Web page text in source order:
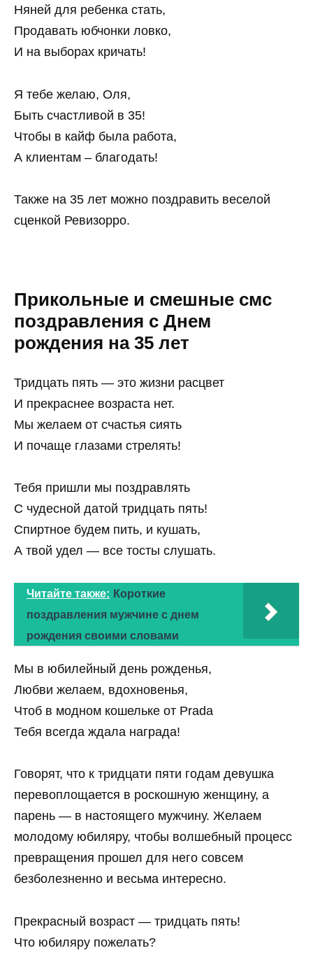
Няней для ребенка стать,
Продавать юбчонки ловко,
И на выборах кричать!
Я тебе желаю, Оля,
Быть счастливой в 35!
Чтобы в кайф была работа,
А клиентам – благодать!
Также на 35 лет можно поздравить веселой
сценкой Ревизорро.
Прикольные и смешные смс
поздравления с Днем
рождения на 35 лет
Тридцать пять — это жизни расцвет
И прекраснее возраста нет.
Мы желаем от счастья сиять
И почаще глазами стрелять!
Тебя пришли мы поздравлять
С чудесной датой тридцать пять!
Спиртное будем пить, и кушать,
А твой удел — все тосты слушать.
Читайте также: Короткие
поздравления мужчине с днем
рождения своими словами
Мы в юбилейный день рожденья,
Любви желаем, вдохновенья,
Чтоб в модном кошельке от Prada
Тебя всегда ждала награда!
Говорят, что к тридцати пяти годам девушка
перевоплощается в роскошную женщину, а
парень — в настоящего мужчину. Желаем
молодому юбиляру, чтобы волшебный процесс
превращения прошел для него совсем
безболезненно и весьма интересно.
Прекрасный возраст — тридцать пять!
Что юбиляру пожелать?